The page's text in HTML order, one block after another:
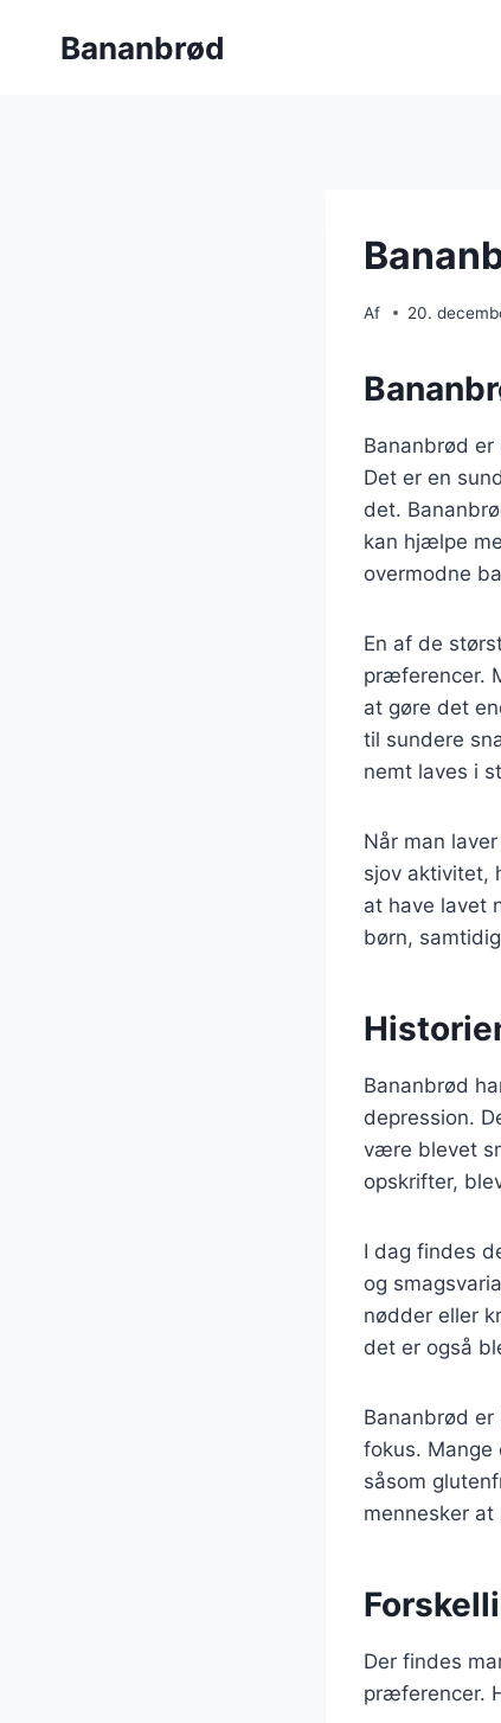
Bananbrød
Af 20.
Bananbrød
Det er en
det.
kan hjælpe
overmodne
En af de
præferencer.
at gøre det
til sundere
nemt laves i
Når man
sjov aktivitet,
at have lavet
børn,
Bananbrød
depression.
være blevet
opskrifter,
I dag findes
og
nødder eller
det er også
Bananbrød
fokus. Mange
såsom
mennesker
Der findes
præferencer.